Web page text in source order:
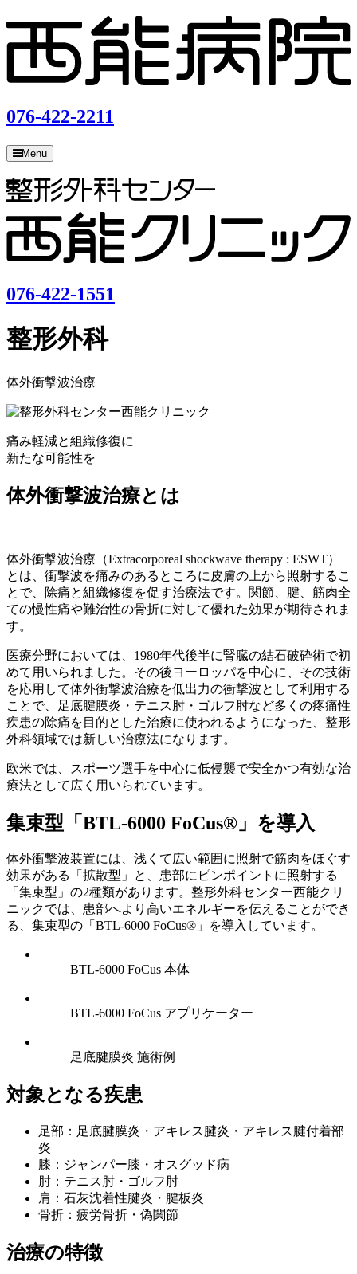
コ
ン
ン
ス
ッ
076-422-2211
Menu
076-422-1551
整形外科
体外衝撃波治療
痛み軽減と組織修復に
新たな可能性を
体外衝撃波治療とは
体外衝撃波治療（Extracorporeal shockwave therapy : ESWT）
とは、衝撃波を痛みのあるところに皮膚の上から照射するこ
とで、除痛と組織修復を促す治療法です。関節、腱、筋肉全
ての慢性痛や難治性の骨折に対して優れた効果が期待されま
す。
医療分野においては、1980年代後半に腎臓の結石破砕術で初
めて用いられました。その後ヨーロッパを中心に、その技術
を応用して体外衝撃波治療を低出力の衝撃波として利用する
ことで、足底腱膜炎・テニス肘・ゴルフ肘など多くの疼痛性
疾患の除痛を目的とした治療に使われるようになった、整形
外科領域では新しい治療法になります。
欧米では、スポーツ選手を中心に低侵襲で安全かつ有効な治
療法として広く用いられています。
集束型「BTL-6000 FoCus®」を導入
体外衝撃波装置には、浅くて広い範囲に照射で筋肉をほぐす
効果がある「拡散型」と、患部にピンポイントに照射する
「集束型」の2種類があります。整形外科センター西能クリ
ニックでは、患部へより高いエネルギーを伝えることができ
る、集束型の「BTL-6000 FoCus®」を導入しています。
BTL-6000 FoCus 本体
BTL-6000 FoCus アプリケーター
足底腱膜炎 施術例
対象となる疾患
足部：足底腱膜炎・アキレス腱炎・アキレス腱付着部
炎
膝：ジャンパー膝・オスグッド病
肘：テニス肘・ゴルフ肘
肩：石灰沈着性腱炎・腱板炎
骨折：疲労骨折・偽関節
治療の特徴